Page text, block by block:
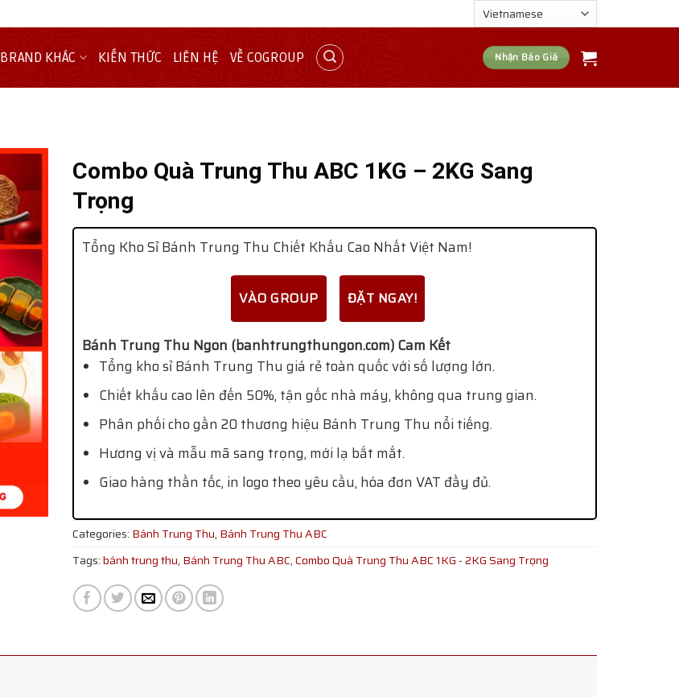
BRAND KHÁC KIẾN THỨC LIÊN HỆ VỀ COGROUP Nhận Báo Giá
Combo Quà Trung Thu ABC 1KG – 2KG Sang
Trọng
Tổng Kho Sỉ Bánh Trung Thu Chiết Khấu Cao Nhất Việt Nam!
VÀO GROUP ĐẶT NGAY!
Bánh Trung Thu Ngon (banhtrungthungon.com) Cam Kết
Tổng kho sỉ Bánh Trung Thu giá rẻ toàn quốc với số lượng lớn.
Chiết khấu cao lên đến 50%, tận gốc nhà máy, không qua trung gian.
Phân phối cho gần 20 thương hiệu Bánh Trung Thu nổi tiếng.
Hương vị và mẫu mã sang trọng, mới lạ bắt mắt.
Giao hàng thần tốc, in logo theo yêu cầu, hóa đơn VAT đầy đủ.
Categories: Bánh Trung Thu, Bánh Trung Thu ABC
Tags:bánh trung thu, Bánh Trung Thu ABC,Combo Quà Trung Thu ABC 1KG - 2KG Sang Trọng